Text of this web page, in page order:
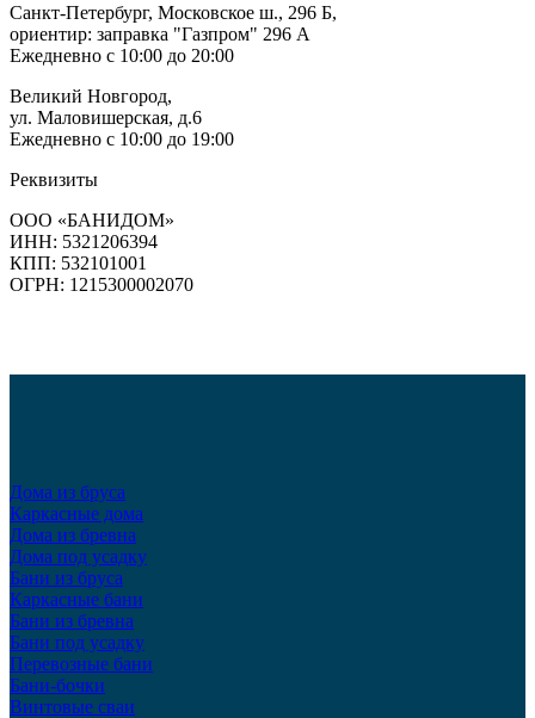
Санкт-Петербург, Московское ш., 296 Б,
ориентир: заправка "Газпром" 296 А
Ежедневно с 10:00 до 20:00
Великий Новгород,
ул. Маловишерская, д.6
Ежедневно с 10:00 до 19:00
Реквизиты
ООО «БАНИДОМ»
ИНН: 5321206394
КПП: 532101001
ОГРН: 1215300002070
Дома из бруса
Каркасные дома
Дома из бревна
Дома под усадку
Бани из бруса
Каркасные бани
Бани из бревна
Бани под усадку
Перевозные бани
Бани-бочки
Винтовые сваи